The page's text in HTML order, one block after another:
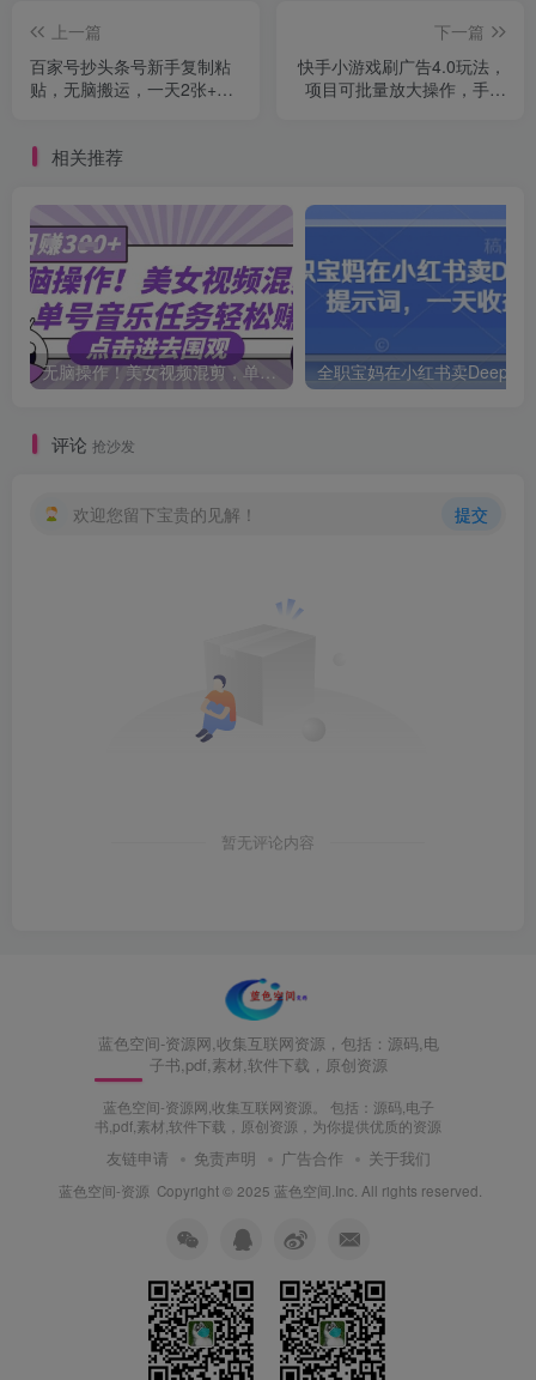
上一篇
百家号抄头条号新手复制粘
贴，无脑搬运，一天2张+，
下一篇
快手小游戏刷广告4.0玩法，
项目可批量放大操作，手机
相关推荐
无脑操作！美女视频混剪，单号音乐任务轻松日入3张+
评论 抢沙发
欢迎您留下宝贵的见解！ 提交
暂无评论内容
蓝色空间-资源网,收集互联网资源，包括：源码,电
子书,pdf,素材,软件下载，原创资源
蓝色空间-资源网,收集互联网资源。 包括：源码,电子
书,pdf,素材,软件下载，原创资源，为你提供优质的资源
友链申请 免责声明 广告合作 关于我们
蓝色空间-资源 Copyright © 2025 蓝色空间.Inc. All rights reserved.